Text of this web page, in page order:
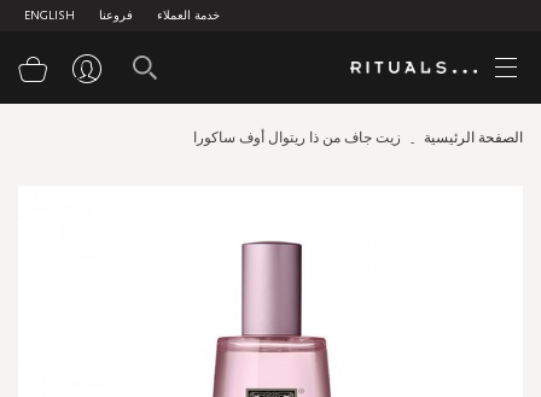
ENGLISH فروعنا خدمة العملاء
الصفحة الرئيسية زيت جاف من ذا ريتوال أوف ساكورا